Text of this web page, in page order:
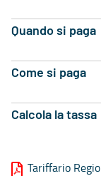
Quando si paga
Come si paga
Calcola la tassa
Tariffario